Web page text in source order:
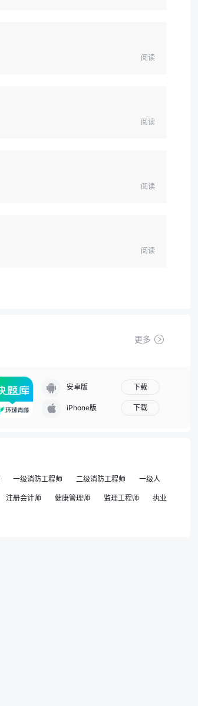
阅读
阅读
阅读
阅读
更多
安卓版 下载
iPhone版 下载
一级消防工程师 二级消防工程师 一级人
注册会计师 健康管理师 监理工程师 执业